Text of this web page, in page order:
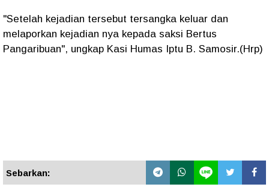
"Setelah kejadian tersebut tersangka keluar dan
melaporkan kejadian nya kepada saksi Bertus
Pangaribuan", ungkap Kasi Humas Iptu B. Samosir.(Hrp)
Sebarkan: